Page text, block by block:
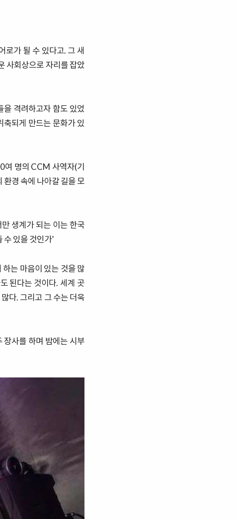
로가 될 수 있다고. 그 새
사회상으로 자리를 잡았
을 격려하고자 함도 있었
축되게 만드는 문화가 있
명의 CCM 사역자(기
환경 속에 나아갈 길을 모
생계가 되는 이는 한국
있을 것인가’
는 마음이 있는 것을 많
된다는 것이다. 세계 곳
다. 그리고 그 수는 더욱
장사를 하며 밤에는 시부